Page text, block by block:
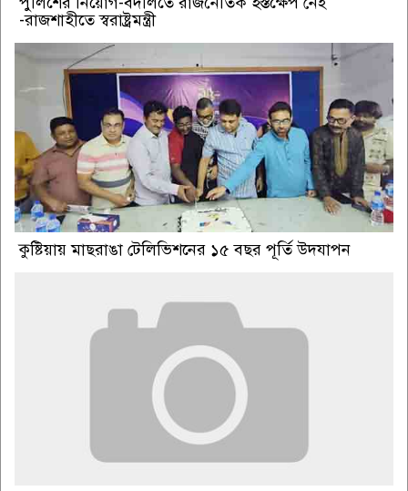
-রাজশাহীতে স্বরাষ্ট্রমন্ত্রী
কুষ্টিয়ায় মাছরাঙা টেলিভিশনের ১৫ বছর পূর্তি উদযাপন